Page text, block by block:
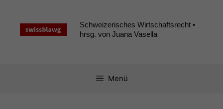
springen
Schweizerisches Wirtschaftsrecht •
hrsg. von Juana Vasella
Menü